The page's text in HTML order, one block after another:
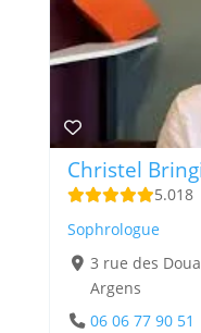
Christel
5.018
Sophrologue
3 rue des
Argens
06 06 77 90 51‬